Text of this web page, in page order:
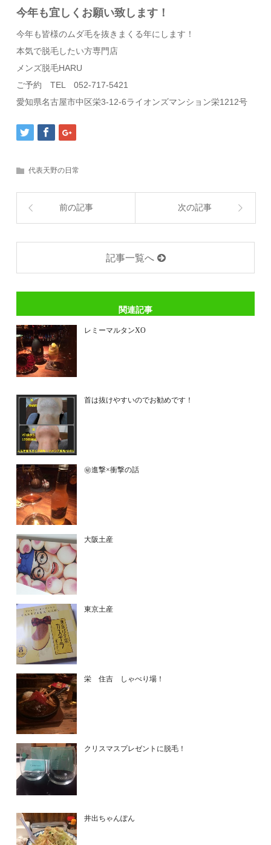
今年も宜しくお願い致します！
今年も皆様のムダ毛を抜きまくる年にします！
本気で脱毛したい方専門店
メンズ脱毛HARU
ご予約 TEL 052-717-5421
愛知県名古屋市中区栄3-12-6ライオンズマンション栄1212号
代表天野の日常
前の記事 次の記事
記事一覧へ
関連記事
レミーマルタンXO
首は抜けやすいのでお勧めです！
㊙進撃×衝撃の話
大阪土産
東京土産
栄 住吉 しゃべり場！
クリスマスプレゼントに脱毛！
井出ちゃんぽん